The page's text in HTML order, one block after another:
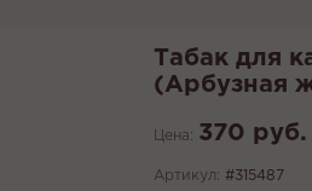
Табак для
(Арбузная
Цена: 370 руб.
Артикул: #315487